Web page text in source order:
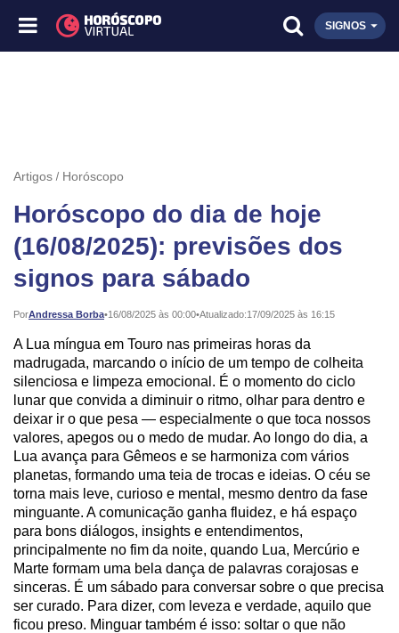
SIGNOS
Artigos Horóscopo
Horóscopo do dia de hoje
(16/08/2025): previsões dos
signos para sábado
PorAndressa Borba•
Publicado: 16/08/2025 às 00:00•Atualizado:17/09/2025 às 16:15
A Lua míngua em Touro nas primeiras horas da
madrugada, marcando o início de um tempo de colheita
silenciosa e limpeza emocional. É o momento do ciclo
lunar que convida a diminuir o ritmo, olhar para dentro e
deixar ir o que pesa — especialmente o que toca nossos
valores, apegos ou o medo de mudar. Ao longo do dia, a
Lua avança para Gêmeos e se harmoniza com vários
planetas, formando uma teia de trocas e ideias. O céu se
torna mais leve, curioso e mental, mesmo dentro da fase
minguante. A comunicação ganha fluidez, e há espaço
para bons diálogos, insights e entendimentos,
principalmente no fim da noite, quando Lua, Mercúrio e
Marte formam uma bela dança de palavras corajosas e
sinceras. É um sábado para conversar sobre o que precisa
ser curado. Para dizer, com leveza e verdade, aquilo que
ficou preso. Minguar também é isso: soltar o que não